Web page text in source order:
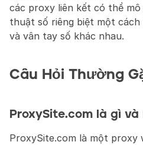
các proxy liên kết có thể
thuật số riêng biệt một cách
và vân tay số khác nhau.
Câu Hỏi Thường
ProxySite.com là gì
ProxySite.com là một proxy